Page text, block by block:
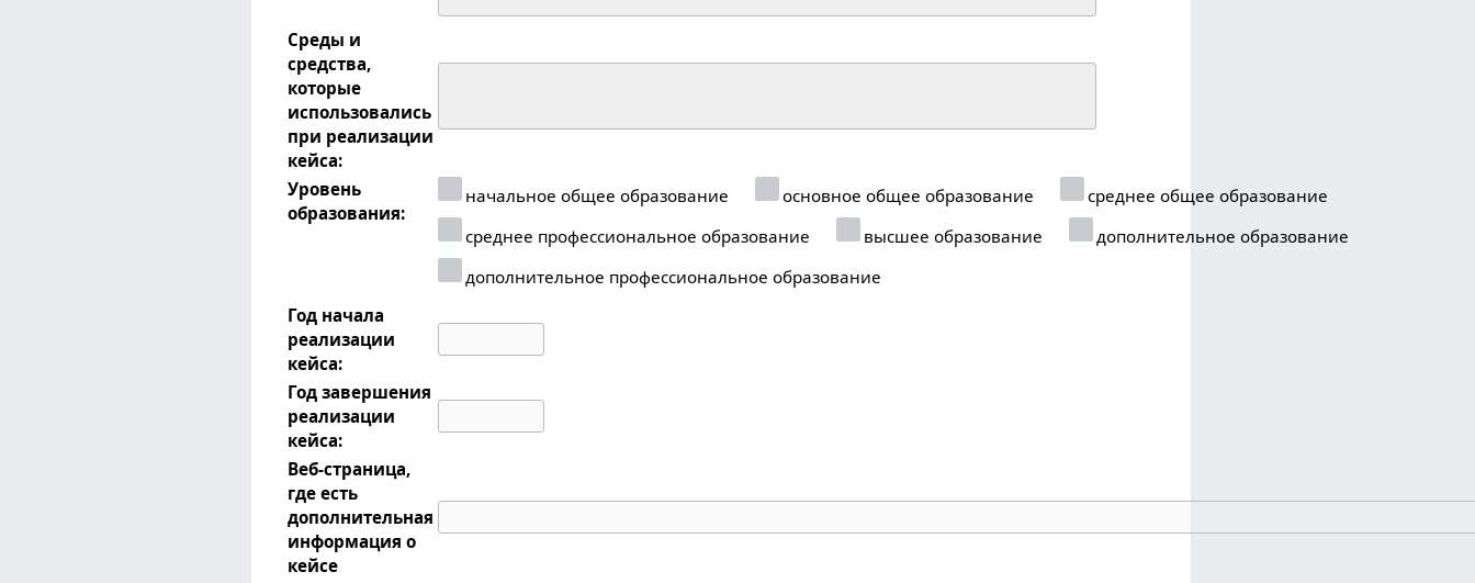
Среды и
средства,
которые
использовались
при реализации
кейса:
Уровень
образования:
начальное общее образование основное общее образование
среднее общее образование
среднее профессиональное образование
высшее образование
дополнительное образование
дополнительное профессиональное образование
Год начала
реализации
кейса:
Год завершения
реализации
кейса:
Веб-страница,
где есть
дополнительная
информация о
кейсе